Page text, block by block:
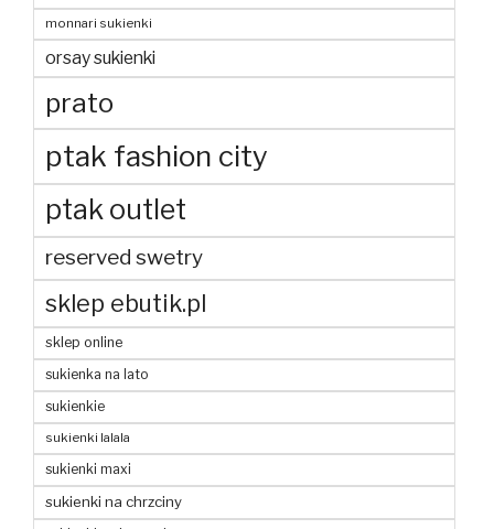
monnari sukienki
orsay sukienki
prato
ptak fashion city
ptak outlet
reserved swetry
sklep ebutik.pl
sklep online
sukienka na lato
sukienkie
sukienki lalala
sukienki maxi
sukienki na chrzciny